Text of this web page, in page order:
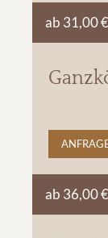
ab 31,00 €
ab 36,00 €